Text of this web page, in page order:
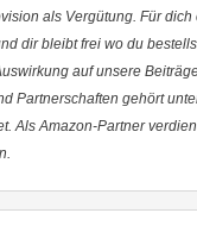
als Vergütung. Für
dir bleibt frei wo du
auf unsere
Partnerschaften gehört
Als Amazon-Partner